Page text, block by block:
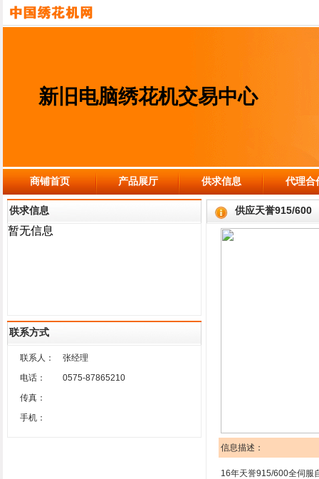
新旧电脑绣花机交易中心
商铺首页 产品展厅 供求信息 代理合
供求信息
暂无信息
联系方式
联系人：
张经理
电话：
0575-87865210
传真：
手机：
供应天誉915/600
信息描述：
16年天誉915/600全伺服